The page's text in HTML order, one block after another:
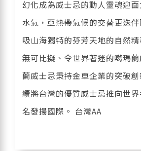
幻化成為威士忌的動人靈魂迎
水氣，亞熱帶氣候的交替更迭
吸山海獨特的芬芳天地的自然
無可比擬、令世界著迷的噶瑪
蘭威士忌秉持金車企業的突破
續將台灣的優質威士忌推向世
名發揚國際。 台灣AA